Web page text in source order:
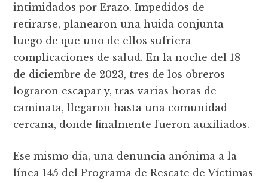
intimidados por Erazo. Impedidos de
retirarse, planearon una huida conjunta
luego de que uno de ellos sufriera
complicaciones de salud. En la noche del 18
de diciembre de 2023, tres de los obreros
lograron escapar y, tras varias horas de
caminata, llegaron hasta una comunidad
cercana, donde finalmente fueron auxiliados.
Ese mismo día, una denuncia anónima a la
línea 145 del Programa de Rescate de Víctimas